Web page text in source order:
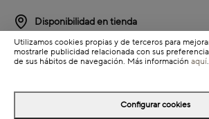
Disponibilidad en tienda
Detalles del producto
Utilizamos cookies propias y de terceros para
mostrarle publicidad relacionada con sus
de sus hábitos de navegación. Más información aquí.
Configurar cookies